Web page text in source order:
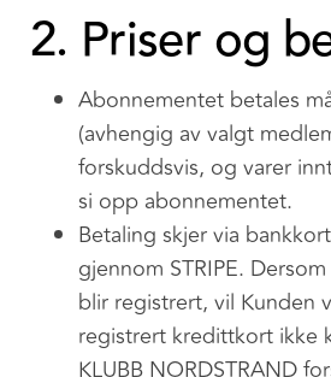
2. Priser og
Abonnementet betales
(avhengig av valgt
forskuddsvis, og varer
si opp abonnementet.
Betaling skjer via
gjennom STRIPE.
blir registrert, vil Kunden
registrert kredittkort ikke
KLUBB NORDSTRAND